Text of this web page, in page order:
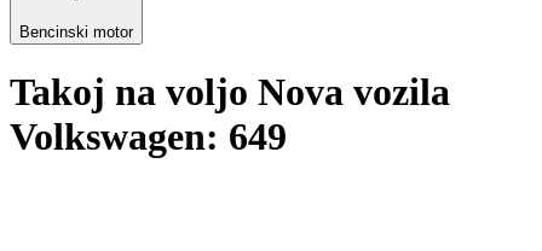
Bencinski motor
Takoj na voljo Nova vozila
Volkswagen: 649